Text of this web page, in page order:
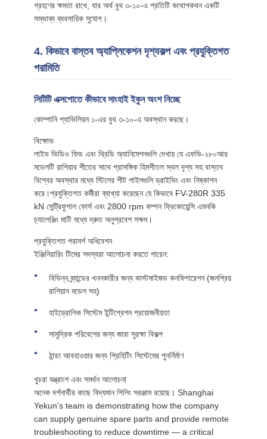
গ্রহণের ক্ষমতা রাখে, যার অর্থ বুথ ৩-১০-এ প্রতিটি কথোপকথন একটি
সম্ভাব্য ব্যবসায়িক সুযোগ।
4. কিভাবে বাস্তব অ্যাপ্লিকেশন দৃশ্যকল্প এবং প্রযুক্তিগত
পরামিতি
সিটিটি এক্সপোতে কীভাবে সাংহাই ইকুন অংশ নিচ্ছে
কোম্পানি প্যাভিলিয়ন ১-এর বুথ ৩-১০-এ অবস্থান করছে।
বিক্ষোভ
লাইভ ভিডিও ফিড এবং থ্রিডি অ্যানিমেশনগুলি দেখায় যে এফভি-২৮০আর
মডেলটি রাশিয়ার শীতের সাথে প্রাসঙ্গিক হিমশীতল স্থল দৃশ্য সহ বাস্তব
বিশ্বের অবস্থার মধ্যে স্টিলের শীট পাইলগুলি ড্রাইভিং এবং নিষ্কাশন
করে।প্রযুক্তিগত কর্মীরা ব্যাখ্যা করেছেন যে কিভাবে FV-280R 335
kN সেন্ট্রিফুগাল ফোর্স এবং 2800 rpm কম্পন ফ্রিকোয়েন্সি এমনকি
চ্যালেঞ্জিং মাটি মধ্যে দ্রুত অনুপ্রবেশ সক্ষম।
প্রযুক্তিগত পরামর্শ অধিবেশন
ইঞ্জিনিয়ারিং টিমের সদস্যরা আলোচনা করতে পারেন:
বিভিন্ন ব্র্যান্ডের খননকারীর জন্য কাস্টমাইজড কনফিগারেশন (জনপ্রিয়
রাশিয়ান মডেল সহ)
হাইড্রোলিক সিস্টেম ইন্টিগ্রেশন প্রয়োজনীয়তা
সামুদ্রিক পরিবেশের জন্য জারা সুরক্ষা বিকল্প
ঠান্ডা আবহাওয়ার জন্য প্রিহিটিং সিস্টেমের পুনর্নির্মাণ
খুচরা যন্ত্রাংশ এবং সমর্থন আলোচনা
অনেক দর্শনার্থীর কাছে বিদ্যমান পিলিং সরঞ্জাম রয়েছে। Shanghai
Yekun’s team is demonstrating how the company
can supply genuine spare parts and provide remote
troubleshooting to reduce downtime — a critical